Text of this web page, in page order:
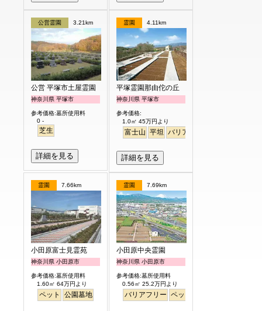
公営霊園 3.21km
公営 平塚市土屋霊園
神奈川県 平塚市
参考価格:墓所使用料
0 -
芝生
詳細を見る
霊園 4.11km
平塚霊園那由佗の丘
神奈川県 平塚市
参考価格:
1.0㎡ 45万円より
富士山 平坦 バリアフリー
詳細を見る
霊園 7.66km
小田原富士見霊苑
神奈川県 小田原市
参考価格:墓所使用料
1.60㎡ 64万円より
ペット 公園墓地
霊園 7.69km
小田原中央霊園
神奈川県 小田原市
参考価格:墓所使用料
0.56㎡ 25.2万円より
バリアフリー ペット